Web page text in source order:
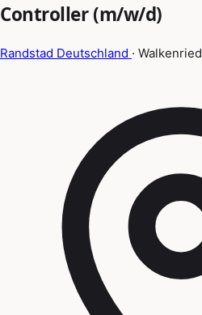
Controller (m/w/d)
Randstad Deutschland · Walkenried